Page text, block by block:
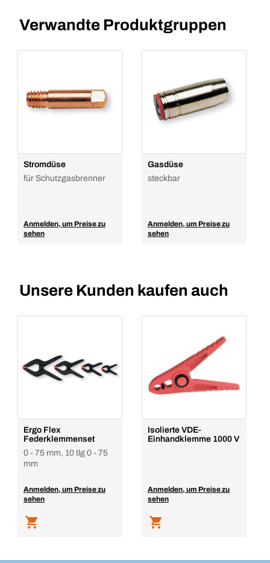
Verwandte Produktgruppen
Stromdüse
für Schutzgasbrenner
Anmelden, um Preise zu
sehen
Gasdüse
steckbar
Anmelden, um Preise zu
sehen
Unsere Kunden kaufen auch
Ergo Flex
Federklemmenset
0 - 75 mm, 10 tlg 0 - 75
mm
Anmelden, um Preise zu
sehen
Isolierte VDE-
Einhandklemme 1000 V
Anmelden, um Preise zu
sehen